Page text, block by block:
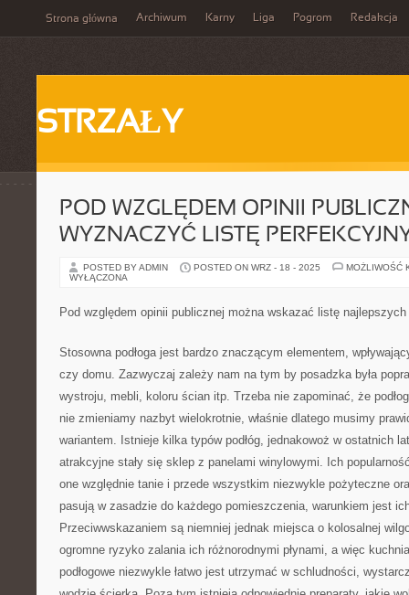
Strona główna Archiwum Karny Liga Pogrom Redakcja
STRZAŁY
POD WZGLĘDEM OPINII
WYZNACZYĆ LISTĘ
POSTED BY ADMIN POSTED ON WRZ - 18 - 2025
MOŻLIWOŚĆ
WYŁĄCZONA
Pod względem opinii publicznej można wskazać listę
Stosowna podłoga jest bardzo znaczącym elementem,
czy domu. Zazwyczaj zależy nam na tym by posadzka była
wystroju, mebli, koloru ścian itp. Trzeba nie zapominać, że
nie zmieniamy nazbyt wielokrotnie, właśnie dlatego musimy
wariantem. Istnieje kilka typów podłóg, jednakowoż w ostatnich
atrakcyjne stały się sklep z panelami winylowymi. Ich
one względnie tanie i przede wszystkim niezwykle pożyteczne
pasują w zasadzie do każdego pomieszczenia, warunkiem jest
Przeciwwskazaniem są niemniej jednak miejsca o kolosalnej
ogromne ryzyko zalania ich różnorodnymi płynami, a więc
podłogowe niezwykle łatwo jest utrzymać w schludności,